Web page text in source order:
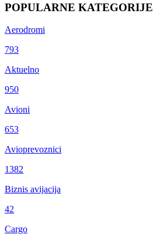
POPULARNE KATEGORIJE
Aerodromi
793
Aktuelno
950
Avioni
653
Avioprevoznici
1382
Biznis avijacija
42
Cargo